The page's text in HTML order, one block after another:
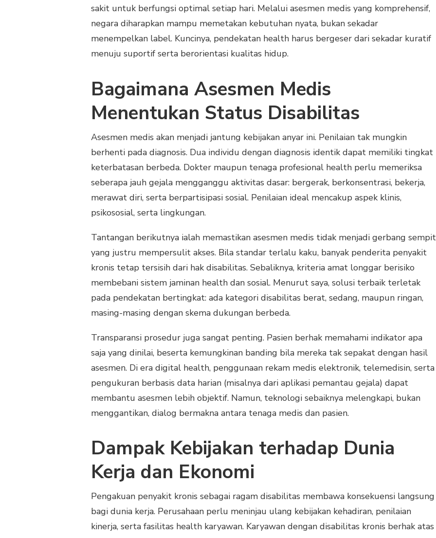
sakit untuk berfungsi optimal setiap hari. Melalui asesmen medis yang komprehensif,
negara diharapkan mampu memetakan kebutuhan nyata, bukan sekadar
menempelkan label. Kuncinya, pendekatan health harus bergeser dari sekadar kuratif
menuju suportif serta berorientasi kualitas hidup.
Bagaimana Asesmen Medis
Menentukan Status Disabilitas
Asesmen medis akan menjadi jantung kebijakan anyar ini. Penilaian tak mungkin
berhenti pada diagnosis. Dua individu dengan diagnosis identik dapat memiliki tingkat
keterbatasan berbeda. Dokter maupun tenaga profesional health perlu memeriksa
seberapa jauh gejala mengganggu aktivitas dasar: bergerak, berkonsentrasi, bekerja,
merawat diri, serta berpartisipasi sosial. Penilaian ideal mencakup aspek klinis,
psikososial, serta lingkungan.
Tantangan berikutnya ialah memastikan asesmen medis tidak menjadi gerbang sempit
yang justru mempersulit akses. Bila standar terlalu kaku, banyak penderita penyakit
kronis tetap tersisih dari hak disabilitas. Sebaliknya, kriteria amat longgar berisiko
membebani sistem jaminan health dan sosial. Menurut saya, solusi terbaik terletak
pada pendekatan bertingkat: ada kategori disabilitas berat, sedang, maupun ringan,
masing-masing dengan skema dukungan berbeda.
Transparansi prosedur juga sangat penting. Pasien berhak memahami indikator apa
saja yang dinilai, beserta kemungkinan banding bila mereka tak sepakat dengan hasil
asesmen. Di era digital health, penggunaan rekam medis elektronik, telemedisin, serta
pengukuran berbasis data harian (misalnya dari aplikasi pemantau gejala) dapat
membantu asesmen lebih objektif. Namun, teknologi sebaiknya melengkapi, bukan
menggantikan, dialog bermakna antara tenaga medis dan pasien.
Dampak Kebijakan terhadap Dunia
Kerja dan Ekonomi
Pengakuan penyakit kronis sebagai ragam disabilitas membawa konsekuensi langsung
bagi dunia kerja. Perusahaan perlu meninjau ulang kebijakan kehadiran, penilaian
kinerja, serta fasilitas health karyawan. Karyawan dengan disabilitas kronis berhak atas